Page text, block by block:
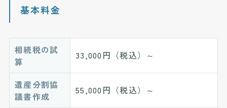
基本料金
相続税の試
算
33,000円（税込）～
遺産分割協
議書作成
55,000円（税込）～